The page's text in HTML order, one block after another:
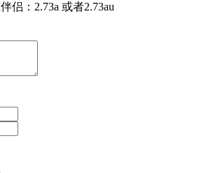
侣：2.73a 或者2.73au